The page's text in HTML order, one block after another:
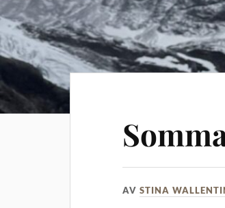
AVSTINA